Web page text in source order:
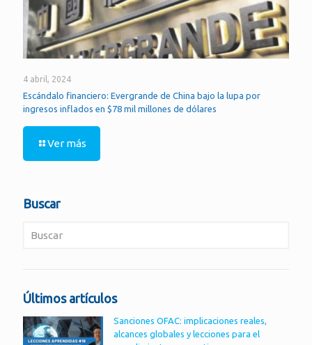
4 abril, 2024
Escándalo financiero: Evergrande de China bajo la lupa por
ingresos inflados en $78 mil millones de dólares
Ver más
Buscar
Últimos artículos
Sanciones OFAC: implicaciones reales,
alcances globales y lecciones para el